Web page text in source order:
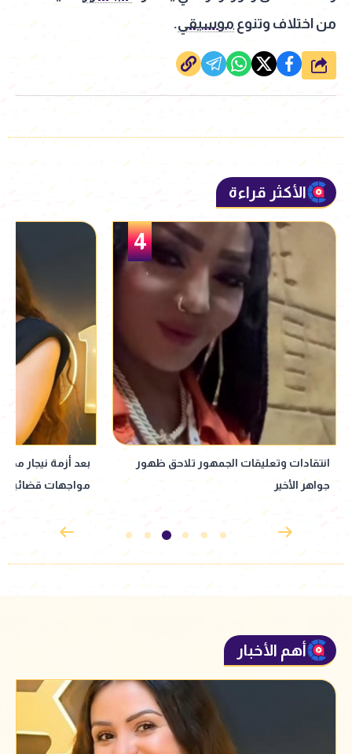
من اختلاف وتنوع موسيقي.
شارك
الأكثر قراءة
5
بعد أزمة نيجار محمد.. فنانون دخلوا في
مواجهات قضائية وصلت للمحاكم
نبيلة عبيد تعود
إذاعي جديد مأخوذ
أهم الأخبار